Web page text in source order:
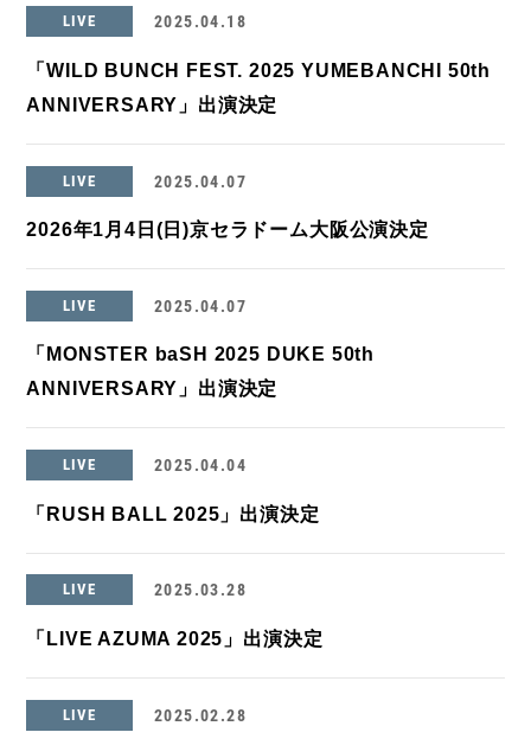
LIVE 2025.04.18
「WILD BUNCH FEST. 2025 YUMEBANCHI 50th
ANNIVERSARY」出演決定
LIVE 2025.04.07
2026年1月4日(日)京セラドーム大阪公演決定
LIVE 2025.04.07
「MONSTER baSH 2025 DUKE 50th
ANNIVERSARY」出演決定
LIVE 2025.04.04
「RUSH BALL 2025」出演決定
LIVE 2025.03.28
「LIVE AZUMA 2025」出演決定
LIVE 2025.02.28